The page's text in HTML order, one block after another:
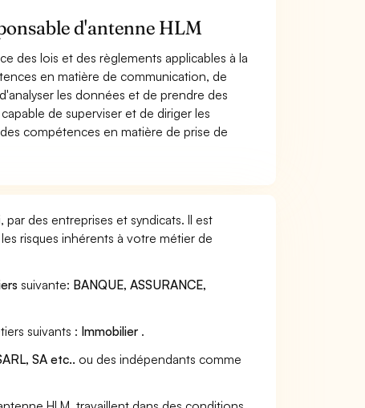
d'antenne HLM
des lois et des règlements applicables à la
en matière de communication, de
les données et de prendre des
de superviser et de diriger les
compétences en matière de prise de
des entreprises et syndicats. Il est
risques inhérents à votre métier de
suivante: BANQUE, ASSURANCE,
suivants : Immobilier .
SA etc.. ou des indépendants comme